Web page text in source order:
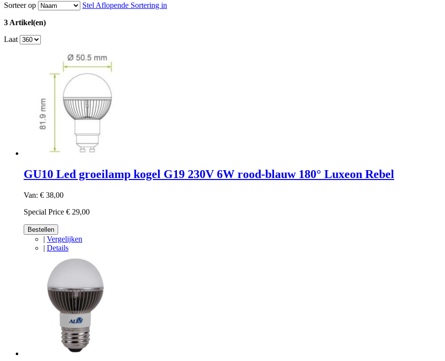
Sorteer op
Stel Aflopende Sortering in
3 Artikel(en)
Laat
GU10 Led groeilamp kogel G19 230V 6W rood-blauw 180° Luxeon Rebel
Van: € 38,00
Special Price € 29,00
Bestellen
| Vergelijken
| Details